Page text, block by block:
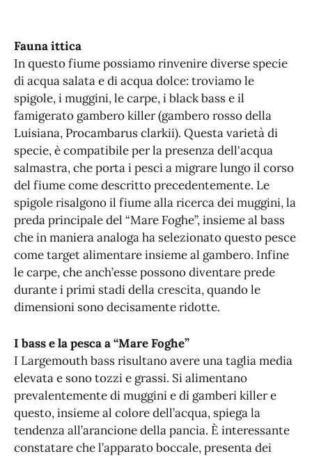
Fauna ittica
In questo fiume possiamo rinvenire diverse specie
di acqua salata e di acqua dolce: troviamo le
spigole, i muggini, le carpe, i black bass e il
famigerato gambero killer (gambero rosso della
Luisiana, Procambarus clarkii). Questa varietà di
specie, è compatibile per la presenza dell'acqua
salmastra, che porta i pesci a migrare lungo il corso
del fiume come descritto precedentemente. Le
spigole risalgono il fiume alla ricerca dei muggini, la
preda principale del “Mare Foghe”, insieme al bass
che in maniera analoga ha selezionato questo pesce
come target alimentare insieme al gambero. Infine
le carpe, che anch’esse possono diventare prede
durante i primi stadi della crescita, quando le
dimensioni sono decisamente ridotte.
I bass e la pesca a “Mare Foghe”
I Largemouth bass risultano avere una taglia media
elevata e sono tozzi e grassi. Si alimentano
prevalentemente di muggini e di gamberi killer e
questo, insieme al colore dell’acqua, spiega la
tendenza all’arancione della pancia. È interessante
constatare che l’apparato boccale, presenta dei